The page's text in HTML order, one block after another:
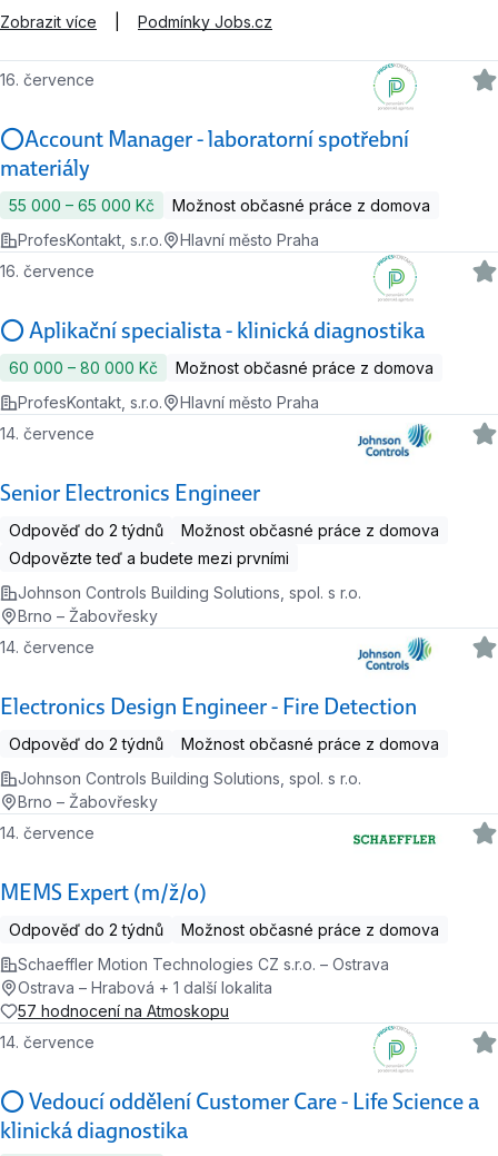
Zobrazit více Podmínky Jobs.cz
⭕Account Manager - laboratorní spotřební
materiály
16. července
55 000 ‍–‍ 65 000 Kč
Možnost občasné práce z domova
ProfesKontakt, s.r.o.
Hlavní město Praha
⭕ Aplikační specialista - klinická diagnostika
16. července
60 000 ‍–‍ 80 000 Kč
Možnost občasné práce z domova
ProfesKontakt, s.r.o.
Hlavní město Praha
Senior Electronics Engineer
14. července
Odpověď do 2 týdnů
Možnost občasné práce z domova
Odpovězte teď a budete mezi prvními
Johnson Controls Building Solutions, spol. s r.o.
Brno – Žabovřesky
Electronics Design Engineer - Fire Detection
14. července
Odpověď do 2 týdnů
Možnost občasné práce z domova
Johnson Controls Building Solutions, spol. s r.o.
Brno – Žabovřesky
MEMS Expert (m/ž/o)
14. července
Odpověď do 2 týdnů
Možnost občasné práce z domova
Schaeffler Motion Technologies CZ s.r.o. – Ostrava
Ostrava – Hrabová + 1 další lokalita
57 hodnocení na Atmoskopu
⭕ Vedoucí oddělení Customer Care - Life Science a
klinická diagnostika
14. července